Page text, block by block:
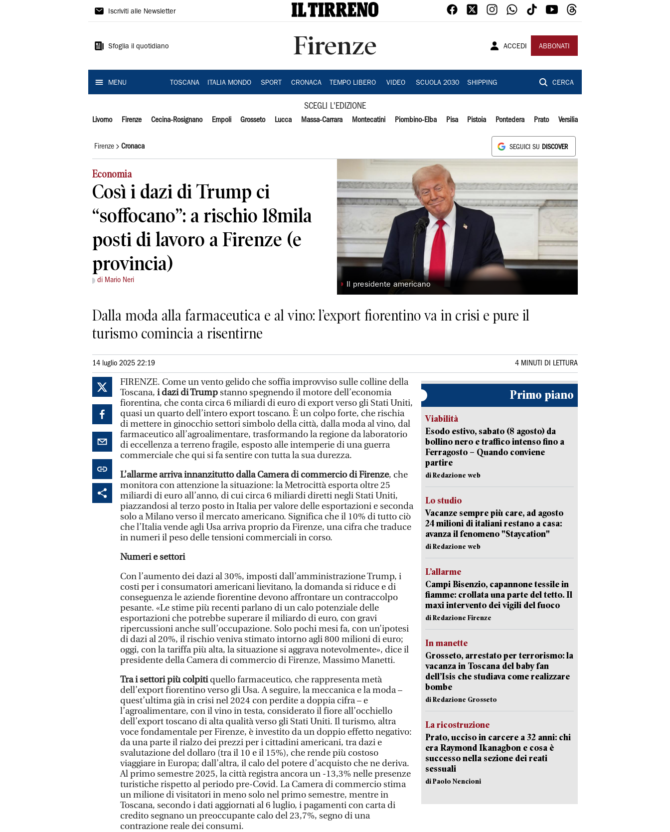
Il
Iscriviti alle Newsletter
Sfoglia il quotidiano Firenze ACCEDI ABBONATI
MENU TOSCANA ITALIA MONDO SPORT CRONACA TEMPO LIBERO VIDEO SCUOLA 2030 SHIPPING CERCA
SCEGLI L'EDIZIONE
Livorno Firenze Cecina-Rosignano Empoli Grosseto Lucca Massa-Carrara Montecatini Piombino-Elba Pisa Pistoia Pontedera Prato Versilia
Firenze Cronaca SEGUICI SU DISCOVER
Economia
Così i dazi di Trump ci
“soffocano”: a rischio 18mila
posti di lavoro a Firenze (e
provincia)
di Mario Neri
◗ Il presidente americano
Dalla moda alla farmaceutica e al vino: l’export fiorentino va in crisi e pure il
turismo comincia a risentirne
14 luglio 2025 22:19 4 MINUTI DI LETTURA
FIRENZE. Come un vento gelido che soffia improvviso sulle colline della
Toscana, i dazi di Trumpstanno spegnendo il motore dell’economia
fiorentina, che conta circa 6 miliardi di euro di export verso gli Stati Uniti,
quasi un quarto dell’intero export toscano. È un colpo forte, che rischia
di mettere in ginocchio settori simbolo della città, dalla moda al vino, dal
farmaceutico all’agroalimentare, trasformando la regione da laboratorio
di eccellenza a terreno fragile, esposto alle intemperie di una guerra
commerciale che qui si fa sentire con tutta la sua durezza.
L’allarme arriva innanzitutto dalla Camera di commercio di Firenze, che
monitora con attenzione la situazione: la Metrocittà esporta oltre 25
miliardi di euro all’anno, di cui circa 6 miliardi diretti negli Stati Uniti,
piazzandosi al terzo posto in Italia per valore delle esportazioni e seconda
solo a Milano verso il mercato americano. Significa che il 10% di tutto ciò
che l’Italia vende agli Usa arriva proprio da Firenze, una cifra che traduce
in numeri il peso delle tensioni commerciali in corso.
Numeri e settori
Con l’aumento dei dazi al 30%, imposti dall’amministrazione Trump, i
costi per i consumatori americani lievitano, la domanda si riduce e di
conseguenza le aziende fiorentine devono affrontare un contraccolpo
pesante. «Le stime più recenti parlano di un calo potenziale delle
esportazioni che potrebbe superare il miliardo di euro, con gravi
ripercussioni anche sull’occupazione. Solo pochi mesi fa, con un’ipotesi
di dazi al 20%, il rischio veniva stimato intorno agli 800 milioni di euro;
oggi, con la tariffa più alta, la situazione si aggrava notevolmente», dice il
presidente della Camera di commercio di Firenze, Massimo Manetti.
Tra i settori più colpitiquello farmaceutico, che rappresenta metà
dell’export fiorentino verso gli Usa. A seguire, la meccanica e la moda –
quest’ultima già in crisi nel 2024 con perdite a doppia cifra – e
l’agroalimentare, con il vino in testa, considerato il fiore all’occhiello
dell’export toscano di alta qualità verso gli Stati Uniti. Il turismo, altra
voce fondamentale per Firenze, è investito da un doppio effetto negativo:
da una parte il rialzo dei prezzi per i cittadini americani, tra dazi e
svalutazione del dollaro (tra il 10 e il 15%), che rende più costoso
viaggiare in Europa; dall’altra, il calo del potere d’acquisto che ne deriva.
Al primo semestre 2025, la città registra ancora un -13,3% nelle presenze
turistiche rispetto al periodo pre-Covid. La Camera di commercio stima
un milione di visitatori in meno solo nel primo semestre, mentre in
Toscana, secondo i dati aggiornati al 6 luglio, i pagamenti con carta di
credito segnano un preoccupante calo del 23,7%, segno di una
contrazione reale dei consumi.
Primo piano
Viabilità
Esodo estivo, sabato (8 agosto) da
bollino nero e traffico intenso fino a
Ferragosto – Quando conviene
partire
di Redazione web
Lo studio
Vacanze sempre più care, ad agosto
24 milioni di italiani restano a casa:
avanza il fenomeno "Staycation"
di Redazione web
L’allarme
Campi Bisenzio, capannone tessile in
fiamme: crollata una parte del tetto. Il
maxi intervento dei vigili del fuoco
di Redazione Firenze
In manette
Grosseto, arrestato per terrorismo: la
vacanza in Toscana del baby fan
dell’Isis che studiava come realizzare
bombe
di Redazione Grosseto
La ricostruzione
Prato, ucciso in carcere a 32 anni: chi
era Raymond Ikanagbon e cosa è
successo nella sezione dei reati
sessuali
di Paolo Nencioni